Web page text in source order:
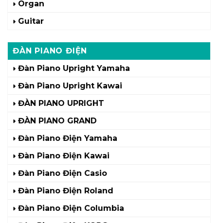
Organ
Guitar
ĐÀN PIANO ĐIỆN
Đàn Piano Upright Yamaha
Đàn Piano Upright Kawai
ĐÀN PIANO UPRIGHT
ĐÀN PIANO GRAND
Đàn Piano Điện Yamaha
Đàn Piano Điện Kawai
Đàn Piano Điện Casio
Đàn Piano Điện Roland
Đàn Piano Điện Columbia